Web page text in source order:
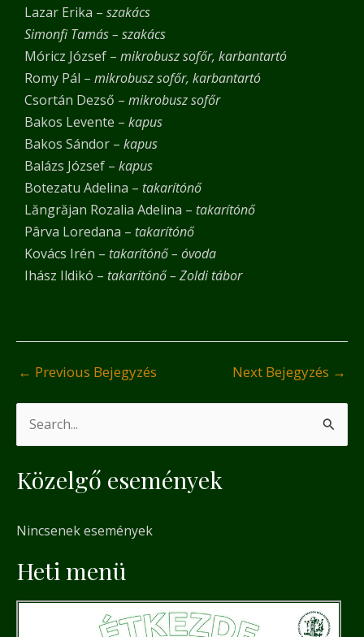
Lazar Erika – szakács
Simonfi Tamás – szakács
Móricz József – mikrobusz sofőr, karbantartó
Romy Pál – mikrobusz sofőr, karbantartó
Csortán Dezső – mikrobusz sofőr
Bakos Levente – kapus
Bakos Sándor – kapus
Balázs József – kapus
Botezatu Adelina – takarítónő
Lăngrăjan Rozalia Adelina – takarítónő
Pârva Loredana – takarítónő
Kovács Irén – takarítónő – óvoda
Ihász Ildikó – takarítónő – Zoldi tábor
← Previous Bejegyzés Next Bejegyzés →
a
c
f
Közelgő események
Nincsenek események
Heti menü